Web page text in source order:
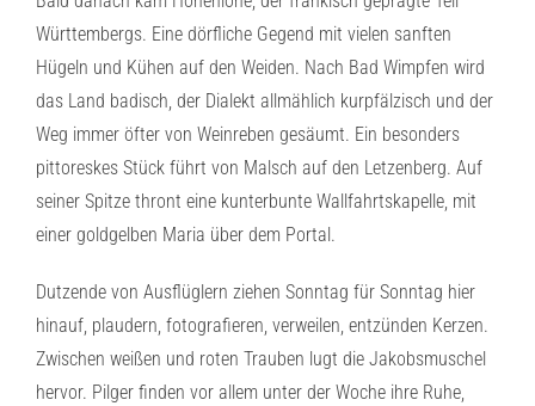
Württembergs. Eine dörfliche Gegend mit vielen sanften
Hügeln und Kühen auf den Weiden. Nach Bad Wimpfen wird
das Land badisch, der Dialekt allmählich kurpfälzisch und der
Weg immer öfter von Weinreben gesäumt. Ein besonders
pittoreskes Stück führt von Malsch auf den Letzenberg. Auf
seiner Spitze thront eine kunterbunte Wallfahrtskapelle, mit
einer goldgelben Maria über dem Portal.
Dutzende von Ausflüglern ziehen Sonntag für Sonntag hier
hinauf, plaudern, fotografieren, verweilen, entzünden Kerzen.
Zwischen weißen und roten Trauben lugt die Jakobsmuschel
hervor. Pilger finden vor allem unter der Woche ihre Ruhe,